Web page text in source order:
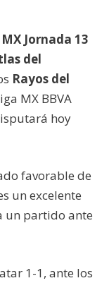
Jornada 13
del
Rayos del
MX BBVA
hoy
favorable de
un excelente
un partido ante
1-1, ante los